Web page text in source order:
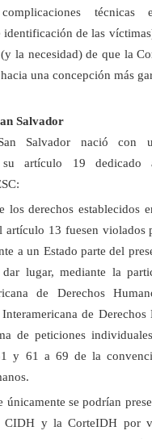
de las
la necesidad) de que la
una concepción más
Salvador
Salvador nació con
su artículo 19 dedicado
los derechos establecidos
13 fuesen violados
a un Estado parte del
lugar, mediante la
de Derechos
de Derechos
de peticiones
y 61 a 69 de la
únicamente se podrían
CIDH y la CorteIDH por